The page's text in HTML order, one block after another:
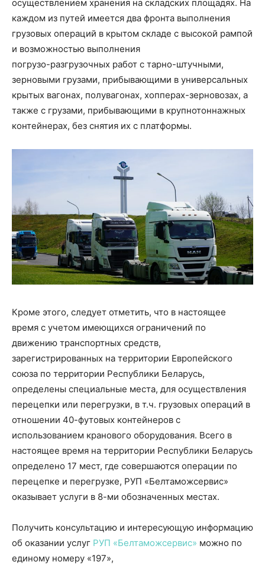
осуществлением хранения на складских площадях. На
каждом из путей имеется два фронта выполнения
грузовых операций в крытом складе с высокой рампой
и возможностью выполнения
погрузо-разгрузочных работ с тарно-штучными,
зерновыми грузами, прибывающими в универсальных
крытых вагонах, полувагонах, хопперах-зерновозах, а
также с грузами, прибывающими в крупнотоннажных
контейнерах, без снятия их с платформы.
Кроме этого, следует отметить, что в настоящее
время с учетом имеющихся ограничений по
движению транспортных средств,
зарегистрированных на территории Европейского
союза по территории Республики Беларусь,
определены специальные места, для осуществления
перецепки или перегрузки, в т.ч. грузовых операций в
отношении 40-футовых контейнеров с
использованием кранового оборудования. Всего в
настоящее время на территории Республики Беларусь
определено 17 мест, где совершаются операции по
перецепке и перегрузке, РУП «Белтаможсервис»
оказывает услуги в 8-ми обозначенных местах.
Получить консультацию и интересующую информацию
об оказании услуг РУП «Белтаможсервис» можно по
единому номеру «197»,